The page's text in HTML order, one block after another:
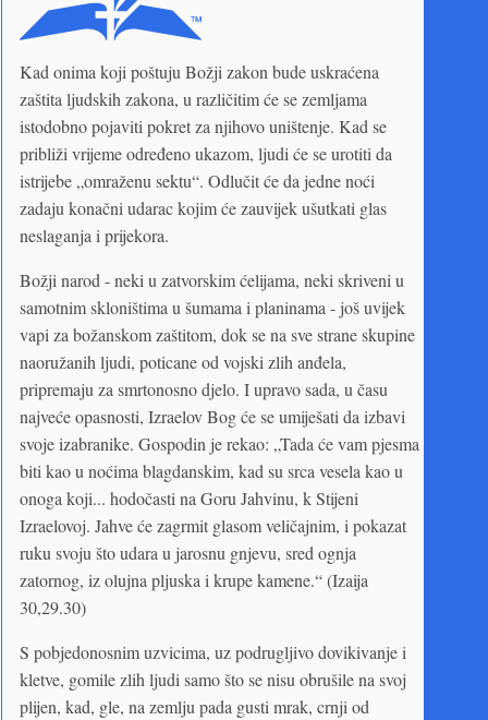
Kad onima koji poštuju Božji zakon bude uskraćena
zaštita ljudskih zakona, u različitim će se zemljama
istodobno pojaviti pokret za njihovo uništenje. Kad se
približi vrijeme određeno ukazom, ljudi će se urotiti da
istrijebe „omraženu sektu“. Odlučit će da jedne noći
zadaju konačni udarac kojim će zauvijek ušutkati glas
neslaganja i prijekora.
Božji narod - neki u zatvorskim ćelijama, neki skriveni u
samotnim skloništima u šumama i planinama - još uvijek
vapi za božanskom zaštitom, dok se na sve strane skupine
naoružanih ljudi, poticane od vojski zlih anđela,
pripremaju za smrtonosno djelo. I upravo sada, u času
najveće opasnosti, Izraelov Bog će se umiješati da izbavi
svoje izabranike. Gospodin je rekao: „Tada će vam pjesma
biti kao u noćima blagdanskim, kad su srca vesela kao u
onoga koji... hodočasti na Goru Jahvinu, k Stijeni
Izraelovoj. Jahve će zagrmit glasom veličajnim, i pokazat
ruku svoju što udara u jarosnu gnjevu, sred ognja
zatornog, iz olujna pljuska i krupe kamene.“ (Izaija
30,29.30)
S pobjedonosnim uzvicima, uz podrugljivo dovikivanje i
kletve, gomile zlih ljudi samo što se nisu obrušile na svoj
plijen, kad, gle, na zemlju pada gusti mrak, crnji od